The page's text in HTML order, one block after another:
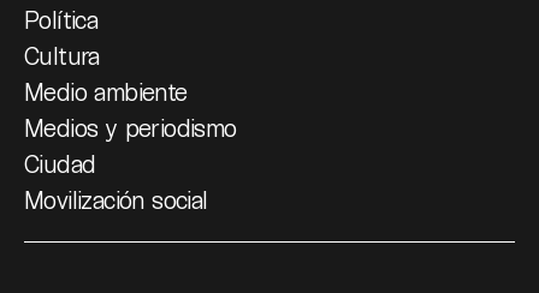
Política
Cultura
Medio ambiente
Medios y periodismo
Ciudad
Movilización social